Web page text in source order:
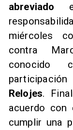
abreviado
miércoles
contra
conocido
Relojes.
acuerdo con
cumplir una